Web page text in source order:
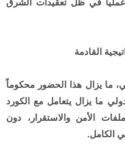
القادمة
ما يزال هذا الحضور محكوماً
ما يزال يتعامل مع الكورد
الأمن والاستقرار، دون
الكامل.